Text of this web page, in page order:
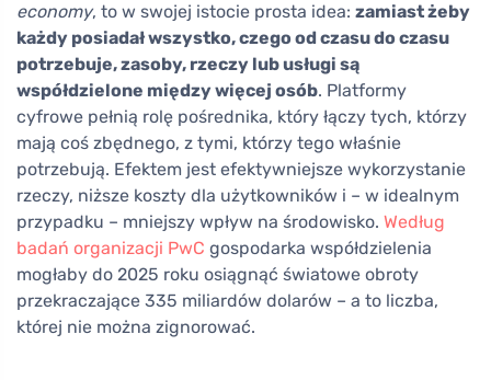
economy, to w swojej istocie prosta idea: zamiast żeby
każdy posiadał wszystko, czego od czasu do czasu
potrzebuje, zasoby, rzeczy lub usługi są
współdzielone między więcej osób. Platformy
cyfrowe pełnią rolę pośrednika, który łączy tych, którzy
mają coś zbędnego, z tymi, którzy tego właśnie
potrzebują. Efektem jest efektywniejsze wykorzystanie
rzeczy, niższe koszty dla użytkowników i – w idealnym
przypadku – mniejszy wpływ na środowisko. Według
badań organizacji PwC gospodarka współdzielenia
mogłaby do 2025 roku osiągnąć światowe obroty
przekraczające 335 miliardów dolarów – a to liczba,
której nie można zignorować.